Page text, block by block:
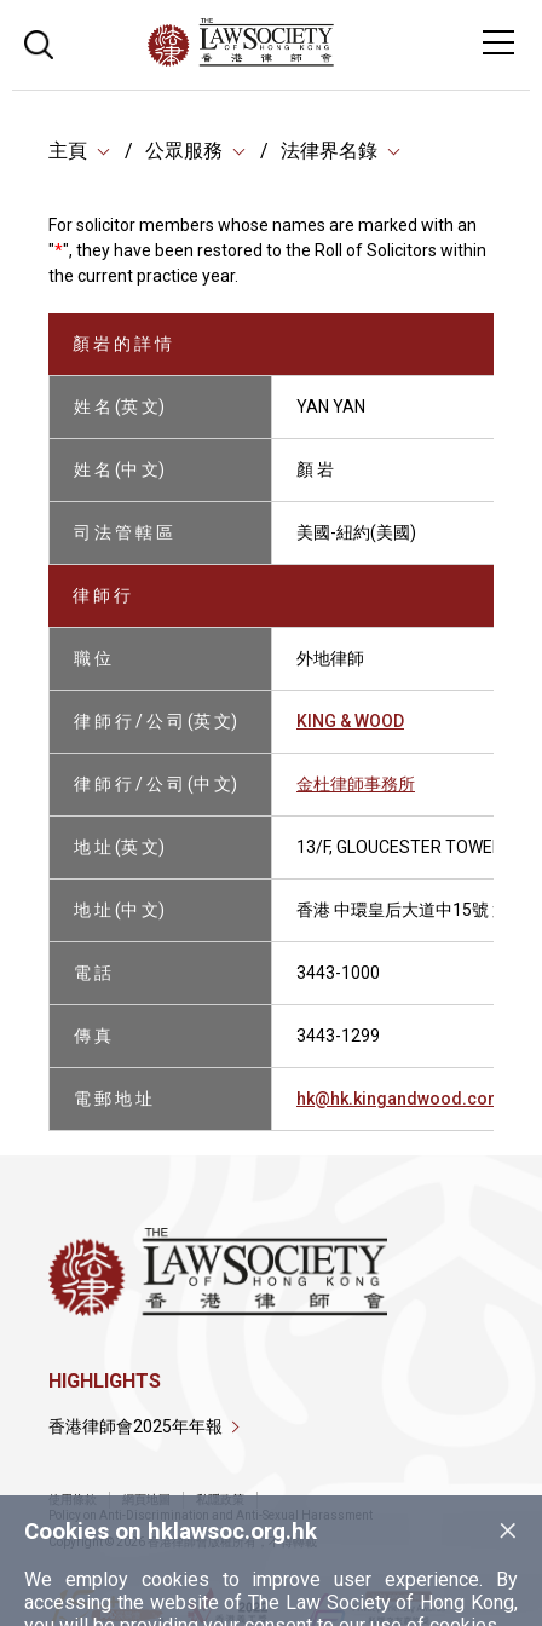
主頁 公眾服務 法律界名錄
For solicitor members whose names are marked with an
"*", they have been restored to the Roll of Solicitors within
the current practice year.
顏 岩 的 詳 情
姓 名 (英 文) YAN YAN
姓 名 (中 文) 顏 岩
司 法 管 轄 區 美國-紐約(美國)
律 師 行
職 位 外地律師
律 師 行 / 公 司 (英 文) KING & WOOD
律 師 行 / 公 司 (中 文) 金杜律師事務所
地 址 (英 文) 13/F, GLOUCESTER TOWER,
地 址 (中 文) 香港 中環皇后大道中15號 置地
電 話 3443-1000
傳 真 3443-1299
電 郵 地 址 hk@hk.kingandwood.com
×
Cookies on hklawsoc.org.hk
We employ cookies to improve user experience. By
accessing the website of The Law Society of Hong Kong,
HIGHLIGHTS
香港律師會2025年年報
使用條款 網頁地圖
私隱政策
Policy on Anti-Discrimination and Anti-Sexual Harassment
Copyright © 2026 香港律師會版權所有，不得轉載